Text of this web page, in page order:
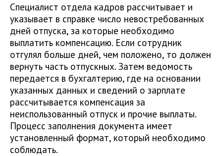
Специалист отдела кадров рассчитывает и
указывает в справке число невостребованных
дней отпуска, за которые необходимо
выплатить компенсацию. Если сотрудник
отгулял больше дней, чем положено, то должен
вернуть часть отпускных. Затем ведомость
передается в бухгалтерию, где на основании
указанных данных и сведений о зарплате
рассчитывается компенсация за
неиспользованный отпуск и прочие выплаты.
Процесс заполнения документа имеет
установленный формат, который необходимо
соблюдать.